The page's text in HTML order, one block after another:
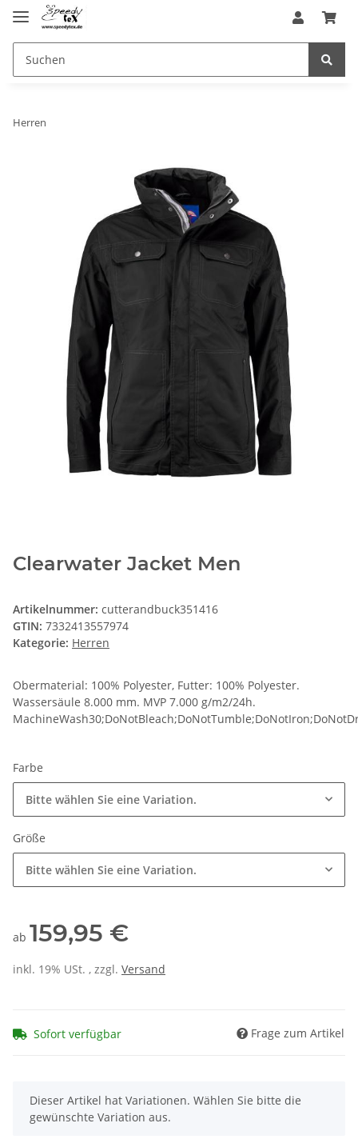
Herren
Clearwater Jacket Men
Artikelnummer: cutterandbuck351416
GTIN: 7332413557974
Kategorie: Herren
Obermaterial: 100% Polyester, Futter: 100% Polyester.
Wassersäule 8.000 mm. MVP 7.000 g/m2/24h.
Farbe
Bitte wählen Sie eine Variation.
Größe
Bitte wählen Sie eine Variation.
ab 159,95 €
inkl. 19% USt. , zzgl. Versand
Sofort verfügbar Frage zum Artikel
x
Dieser Artikel hat Variationen. Wählen Sie bitte die
gewünschte Variation aus.